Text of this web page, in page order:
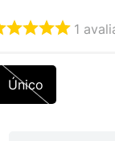
1
Único